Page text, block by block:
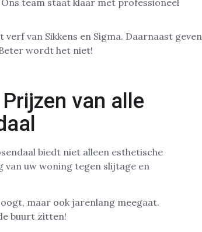
van Sikkens en Sigma. Daarnaast geven
wordt het niet!
van alle
biedt niet alleen esthetische
van uw woning tegen slijtage en
maar ook jarenlang meegaat.
buurt zitten!